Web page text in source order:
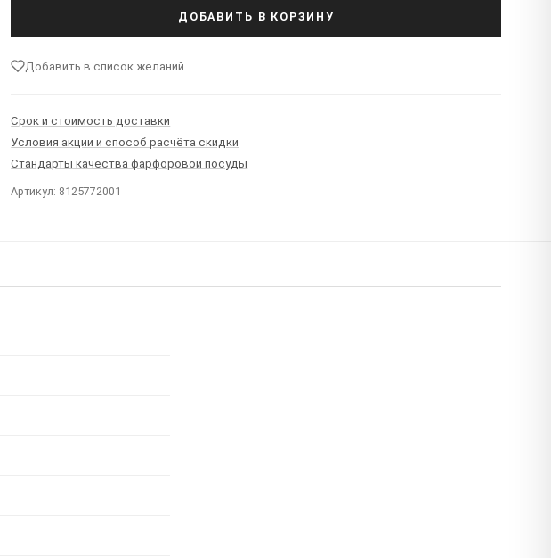
ДОБАВИТЬ В КОРЗИНУ
Добавить в список желаний
Срок и стоимость доставки
Условия акции и способ расчёта скидки
Стандарты качества фарфоровой посуды
Артикул: 8125772001